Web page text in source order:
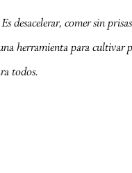
desacelerar, comer sin
herramienta para cultivar
todos.